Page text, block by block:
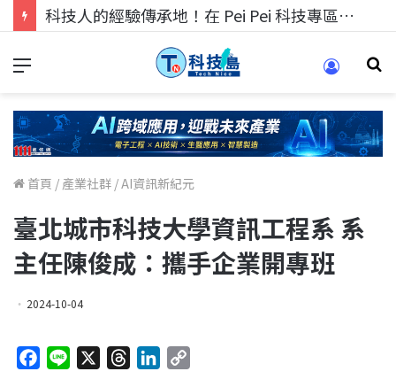
科技人的經驗傳承地！在 Pei Pei 科技專區，與學弟妹交流最硬核的技術
首頁 / 產業社群 /AI資訊新紀元
臺北城市科技大學資訊工程系 系
主任陳俊成：攜手企業開專班
2024-10-04